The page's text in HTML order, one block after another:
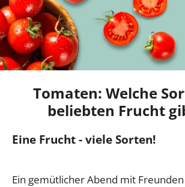
Tomaten: Welche
beliebten Frucht
Eine Frucht - viele Sorten!
Ein gemütlicher Abend mit